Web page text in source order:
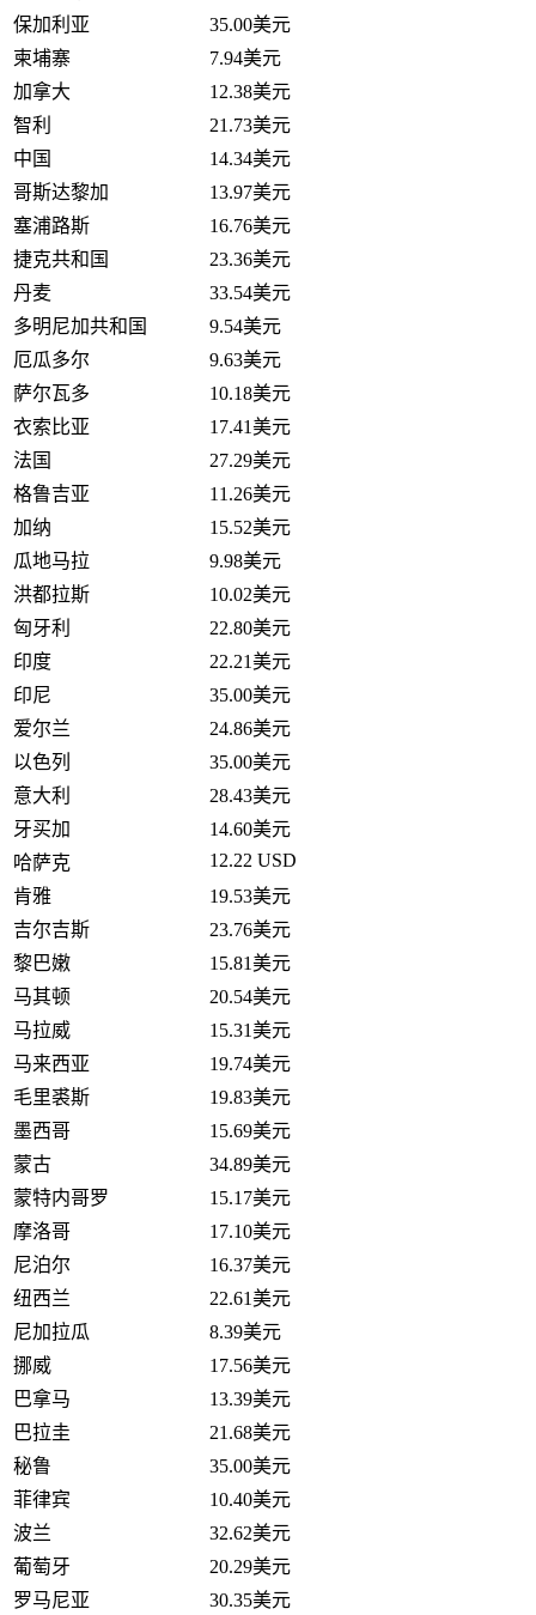
保加利亚
35.00美元
柬埔寨
7.94美元
加拿大
12.38美元
智利
21.73美元
中国
14.34美元
哥斯达黎加
13.97美元
塞浦路斯
16.76美元
捷克共和国
23.36美元
丹麦
33.54美元
多明尼加共和国
9.54美元
厄瓜多尔
9.63美元
萨尔瓦多
10.18美元
衣索比亚
17.41美元
法国
27.29美元
格鲁吉亚
11.26美元
加纳
15.52美元
瓜地马拉
9.98美元
洪都拉斯
10.02美元
匈牙利
22.80美元
印度
22.21美元
印尼
35.00美元
爱尔兰
24.86美元
以色列
35.00美元
意大利
28.43美元
牙买加
14.60美元
哈萨克
12.22 USD
肯雅
19.53美元
吉尔吉斯
23.76美元
黎巴嫩
15.81美元
马其顿
20.54美元
马拉威
15.31美元
马来西亚
19.74美元
毛里裘斯
19.83美元
墨西哥
15.69美元
蒙古
34.89美元
蒙特内哥罗
15.17美元
摩洛哥
17.10美元
尼泊尔
16.37美元
纽西兰
22.61美元
尼加拉瓜
8.39美元
挪威
17.56美元
巴拿马
13.39美元
巴拉圭
21.68美元
秘鲁
35.00美元
菲律宾
10.40美元
波兰
32.62美元
葡萄牙
20.29美元
罗马尼亚
30.35美元